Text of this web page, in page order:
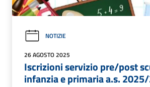
NOTIZIE
26 AGOSTO 2025
Iscrizioni servizio pre/post
infanzia e primaria a.s.